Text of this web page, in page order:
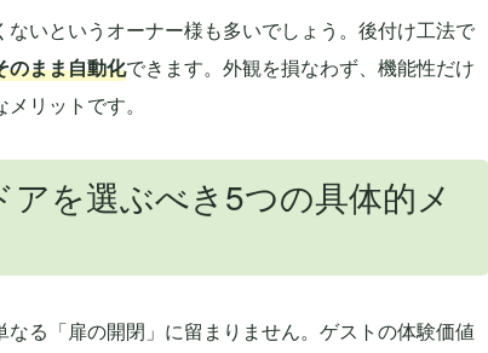
いというオーナー様も多いでしょう。後付け工法で
のまま自動化できます。外観を損なわず、機能性だけ
リットです。
を選ぶべき5つの具体的メ
る「扉の開閉」に留まりません。ゲストの体験価値